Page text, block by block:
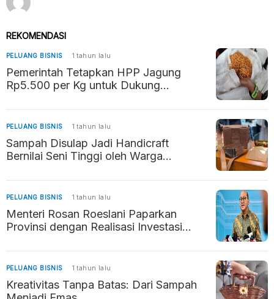
REKOMENDASI
PELUANG BISNIS 1 tahun lalu
Pemerintah Tetapkan HPP Jagung
Rp5.500 per Kg untuk Dukung
Pangan
PELUANG BISNIS 1 tahun lalu
Sampah Disulap Jadi Handicraft
Bernilai Seni Tinggi oleh Warga
PELUANG BISNIS 1 tahun lalu
Menteri Rosan Roeslani Paparkan
Provinsi dengan Realisasi Investasi
PELUANG BISNIS 1 tahun lalu
Kreativitas Tanpa Batas: Dari Sampah